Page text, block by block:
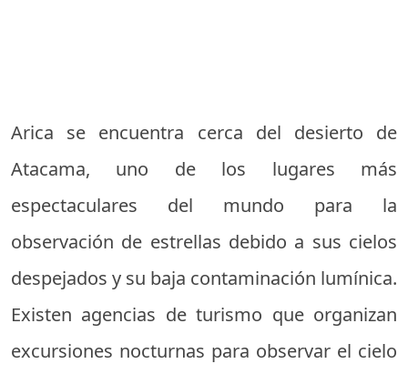
Arica se encuentra cerca del desierto de
Atacama, uno de los lugares más
espectaculares del mundo para la
observación de estrellas debido a sus cielos
despejados y su baja contaminación lumínica.
Existen agencias de turismo que organizan
excursiones nocturnas para observar el cielo